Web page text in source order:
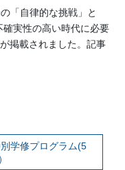
「自律的な挑戦」と
確実性の高い時代に必要
掲載されました。記事
学修プログラム(5